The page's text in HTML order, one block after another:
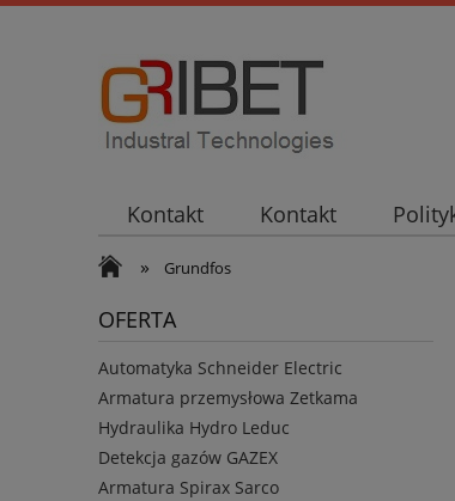
Kontakt Kontakt
» Grundfos
OFERTA
Automatyka Schneider Electric
Armatura przemysłowa Zetkama
Hydraulika Hydro Leduc
Detekcja gazów GAZEX
Armatura Spirax Sarco